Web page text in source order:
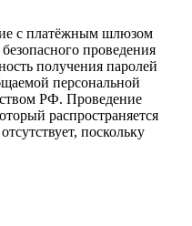
с платёжным шлюзом
проведения
получения паролей
персональной
РФ. Проведение
распространяется
поскольку